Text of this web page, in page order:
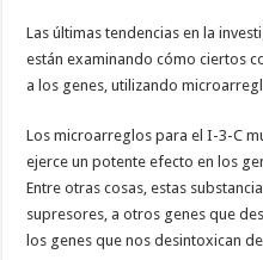
Las últimas tendencias en la
están examinando cómo ciertos
a los genes, utilizando
Los microarreglos para el I-3-C
ejerce un potente efecto en los
Entre otras cosas, estas
supresores, a otros genes que
los genes que nos desintoxican